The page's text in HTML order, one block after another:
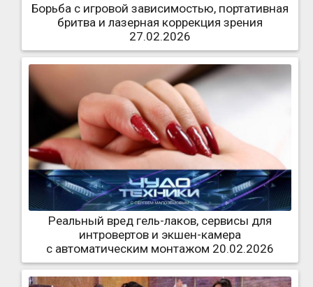
Борьба с игровой зависимостью, портативная
бритва и лазерная коррекция зрения
27.02.2026
Реальный вред гель-лаков, сервисы для
интровертов и экшен-камера
с автоматическим монтажом 20.02.2026